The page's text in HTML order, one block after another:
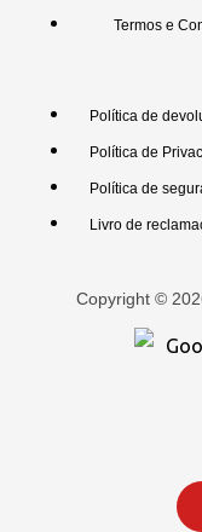
Termos e
Política de
Política de
Política de
Livro de
Copyright ©